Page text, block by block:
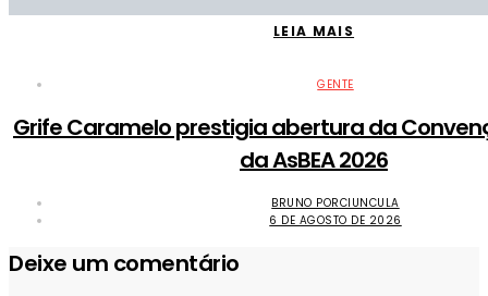
LEIA MAIS
GENTE
Grife Caramelo prestigia abertura da
da AsBEA 2026
BRUNO PORCIUNCULA
6 DE AGOSTO DE 2026
Deixe um comentário